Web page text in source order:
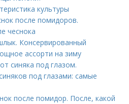
культуры
после помидоров.
чеснока
Консервированный
ассорти на зиму
синяка под глазом.
под глазами: самые
после помидор. После, какой